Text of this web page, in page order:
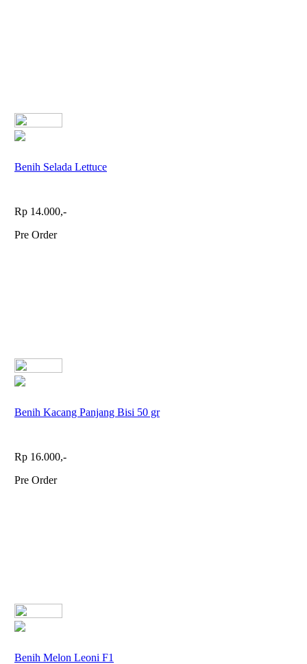
Benih Selada Lettuce
Rp 14.000,-
Pre Order
Benih Kacang Panjang Bisi 50 gr
Rp 16.000,-
Pre Order
Benih Melon Leoni F1